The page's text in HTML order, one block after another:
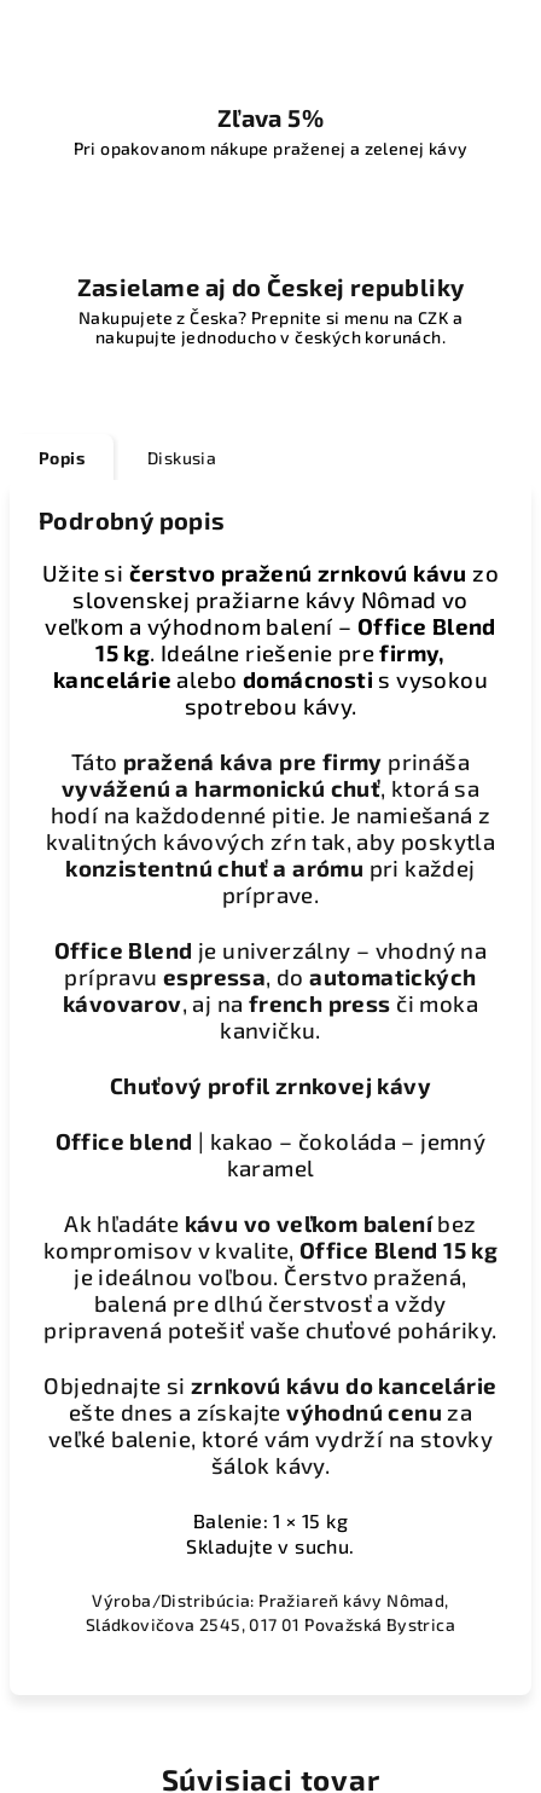
Zľava 5%
Pri opakovanom nákupe praženej a zelenej kávy
Zasielame aj do Českej republiky
Nakupujete z Česka? Prepnite si menu na CZK a
nakupujte jednoducho v českých korunách.
Popis Diskusia
Podrobný popis
Užite si čerstvo praženú zrnkovú kávu zo
slovenskej pražiarne kávy Nômad vo
veľkom a výhodnom balení – Office Blend
15 kg. Ideálne riešenie prefirmy,
kancelárie alebo domácnosti s vysokou
spotrebou kávy.
Táto pražená káva pre firmy prináša
vyváženú a harmonickú chuť, ktorá sa
hodí na každodenné pitie. Je namiešaná z
kvalitných kávových zŕn tak, aby poskytla
konzistentnú chuť a arómu pri každej
príprave.
Office Blend je univerzálny – vhodný na
prípravuespressa, doautomatických
kávovarov, aj na french press či moka
kanvičku.
Chuťový profil zrnkovej kávy
Office blend | kakao – čokoláda – jemný
karamel
Ak hľadáte kávu vo veľkom baleníbez
kompromisov v kvalite, Office Blend 15 kg
je ideálnou voľbou. Čerstvo pražená,
balená pre dlhú čerstvosť a vždy
pripravená potešiť vaše chuťové poháriky.
Objednajte sizrnkovú kávu do kancelárie
ešte dnes a získajtevýhodnú cenu za
veľké balenie, ktoré vám vydrží na stovky
šálok kávy.
Balenie: 1 × 15 kg
Skladujte v suchu.
Výroba/Distribúcia: Pražiareň kávy Nômad,
Sládkovičova 2545, 017 01 Považská Bystrica
Súvisiaci tovar